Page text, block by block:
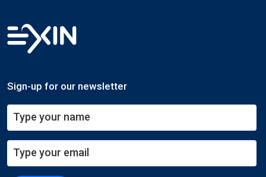
Sign-up for our newsletter